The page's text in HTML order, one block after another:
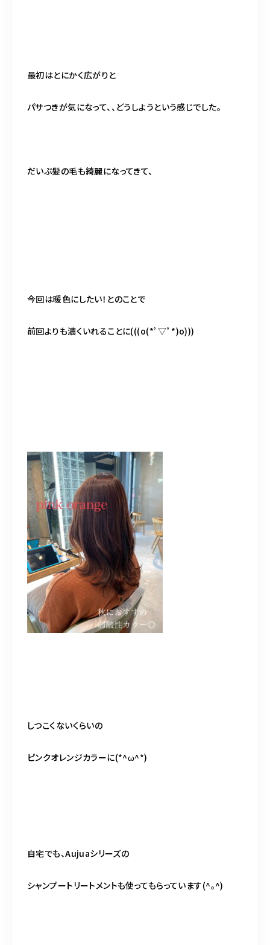
最初はとにかく広がりと
パサつきが気になって、、どうしようという感じでした。
だいぶ髪の毛も綺麗になってきて、
今回は暖色にしたい！とのことで
前回よりも濃くいれることに(((o(*ﾟ▽ﾟ*)o)))
しつこくないくらいの
ピンクオレンジカラーに(*^ω^*)
自宅でも、Aujuaシリーズの
シャンプートリートメントも使ってもらっています(^｡^)